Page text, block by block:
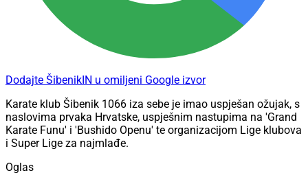
Dodajte ŠibenikIN u omiljeni Google izvor
Karate klub Šibenik 1066 iza sebe je imao uspješan ožujak, s
naslovima prvaka Hrvatske, uspješnim nastupima na 'Grand
Karate Funu' i 'Bushido Openu' te organizacijom Lige klubova
i Super Lige za najmlađe.
Oglas